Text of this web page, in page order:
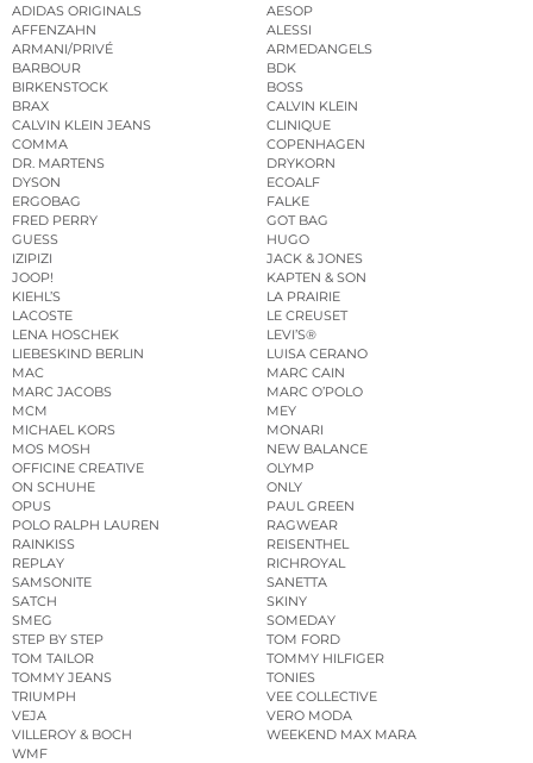
ADIDAS ORIGINALS
AESOP
AFFENZAHN
ALESSI
ARMANI/PRIVÉ
ARMEDANGELS
BARBOUR
BDK
BIRKENSTOCK
BOSS
BRAX
CALVIN KLEIN
CALVIN KLEIN JEANS
CLINIQUE
COMMA
COPENHAGEN
DR. MARTENS
DRYKORN
DYSON
ECOALF
ERGOBAG
FALKE
FRED PERRY
GOT BAG
GUESS
HUGO
IZIPIZI
JACK & JONES
JOOP!
KAPTEN & SON
KIEHL’S
LA PRAIRIE
LACOSTE
LE CREUSET
LENA HOSCHEK
LEVI’S®
LIEBESKIND BERLIN
LUISA CERANO
MAC
MARC CAIN
MARC JACOBS
MARC O’POLO
MCM
MEY
MICHAEL KORS
MONARI
MOS MOSH
NEW BALANCE
OFFICINE CREATIVE
OLYMP
ON SCHUHE
ONLY
OPUS
PAUL GREEN
POLO RALPH LAUREN
RAGWEAR
RAINKISS
REISENTHEL
REPLAY
RICHROYAL
SAMSONITE
SANETTA
SATCH
SKINY
SMEG
SOMEDAY
STEP BY STEP
TOM FORD
TOM TAILOR
TOMMY HILFIGER
TOMMY JEANS
TONIES
TRIUMPH
VEE COLLECTIVE
VEJA
VERO MODA
VILLEROY & BOCH
WEEKEND MAX MARA
WMF